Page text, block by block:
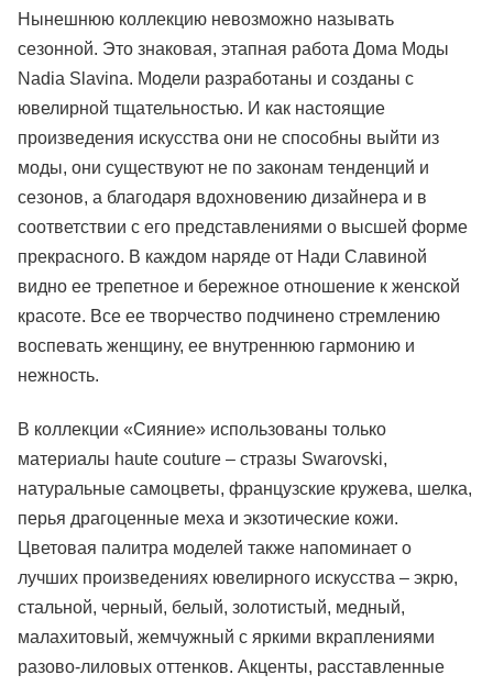
Нынешнюю коллекцию невозможно называть
сезонной. Это знаковая, этапная работа Дома Моды
Nadia Slavina. Модели разработаны и созданы с
ювелирной тщательностью. И как настоящие
произведения искусства они не способны выйти из
моды, они существуют не по законам тенденций и
сезонов, а благодаря вдохновению дизайнера и в
соответствии с его представлениями о высшей форме
прекрасного. В каждом наряде от Нади Славиной
видно ее трепетное и бережное отношение к женской
красоте. Все ее творчество подчинено стремлению
воспевать женщину, ее внутреннюю гармонию и
нежность.
В коллекции «Сияние» использованы только
материалы haute couture – стразы Swarovski,
натуральные самоцветы, французские кружева, шелка,
перья драгоценные меха и экзотические кожи.
Цветовая палитра моделей также напоминает о
лучших произведениях ювелирного искусства – экрю,
стальной, черный, белый, золотистый, медный,
малахитовый, жемчужный с яркими вкраплениями
разово-лиловых оттенков. Акценты, расставленные